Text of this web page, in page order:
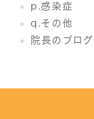
p.感染症
q.その他
院長のブログ